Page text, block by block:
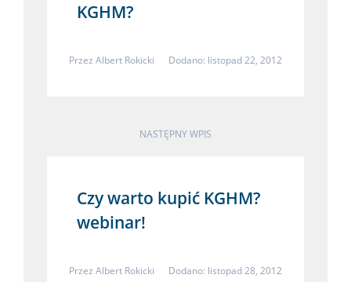
KGHM?
Przez Albert Rokicki Dodano: listopad 22, 2012
NASTĘPNY WPIS
Czy warto kupić KGHM?
webinar!
Przez Albert Rokicki Dodano: listopad 28, 2012